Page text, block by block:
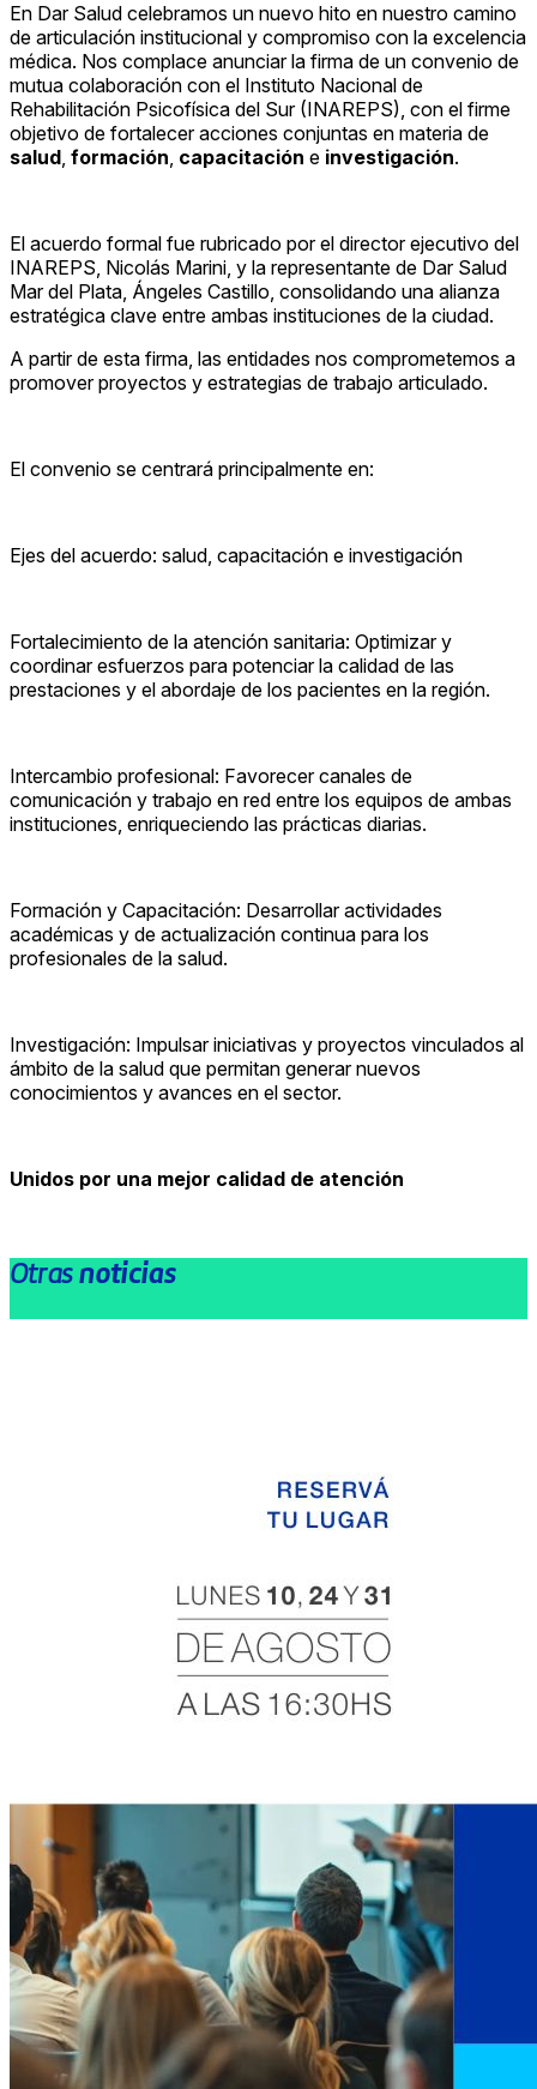
En Dar Salud celebramos un nuevo hito en nuestro camino
de articulación institucional y compromiso con la excelencia
médica. Nos complace anunciar la firma de un convenio de
mutua colaboración con el Instituto Nacional de
Rehabilitación Psicofísica del Sur (INAREPS), con el firme
objetivo de fortalecer acciones conjuntas en materia de
salud, formación, capacitación e investigación.
El acuerdo formal fue rubricado por el director ejecutivo del
INAREPS, Nicolás Marini, y la representante de Dar Salud
Mar del Plata, Ángeles Castillo, consolidando una alianza
estratégica clave entre ambas instituciones de la ciudad.
A partir de esta firma, las entidades nos comprometemos a
promover proyectos y estrategias de trabajo articulado.
El convenio se centrará principalmente en:
Ejes del acuerdo: salud, capacitación e investigación
Fortalecimiento de la atención sanitaria: Optimizar y
coordinar esfuerzos para potenciar la calidad de las
prestaciones y el abordaje de los pacientes en la región.
Intercambio profesional: Favorecer canales de
comunicación y trabajo en red entre los equipos de ambas
instituciones, enriqueciendo las prácticas diarias.
Formación y Capacitación: Desarrollar actividades
académicas y de actualización continua para los
profesionales de la salud.
Investigación: Impulsar iniciativas y proyectos vinculados al
ámbito de la salud que permitan generar nuevos
conocimientos y avances en el sector.
Unidos por una mejor calidad de atención
Otras noticias